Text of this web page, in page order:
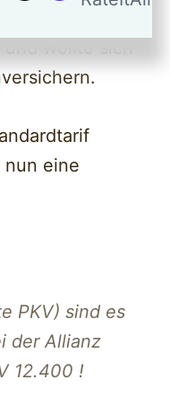
wollte sich
eine
PKV) sind es
der Allianz
12.400 !